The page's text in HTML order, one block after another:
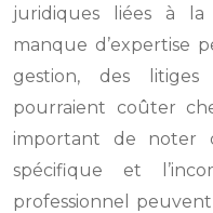
juridiques liées à la
manque d’expertise
gestion, des
pourraient coûter
important de noter
spécifique et
professionnel